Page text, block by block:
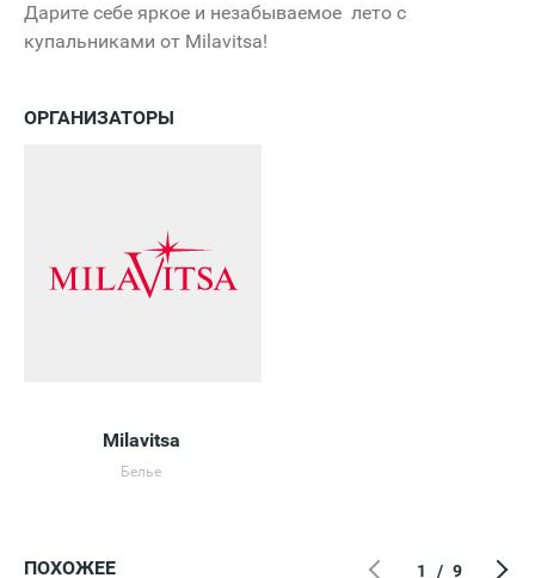
Дарите себе яркое и незабываемое лето с
купальниками от Milavitsa!
ОРГАНИЗАТОРЫ
Milavitsa
Белье
ПОХОЖЕЕ 1 / 9